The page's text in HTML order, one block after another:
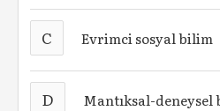
C Evrimci sosyal bilim
D Mantıksal-deneysel